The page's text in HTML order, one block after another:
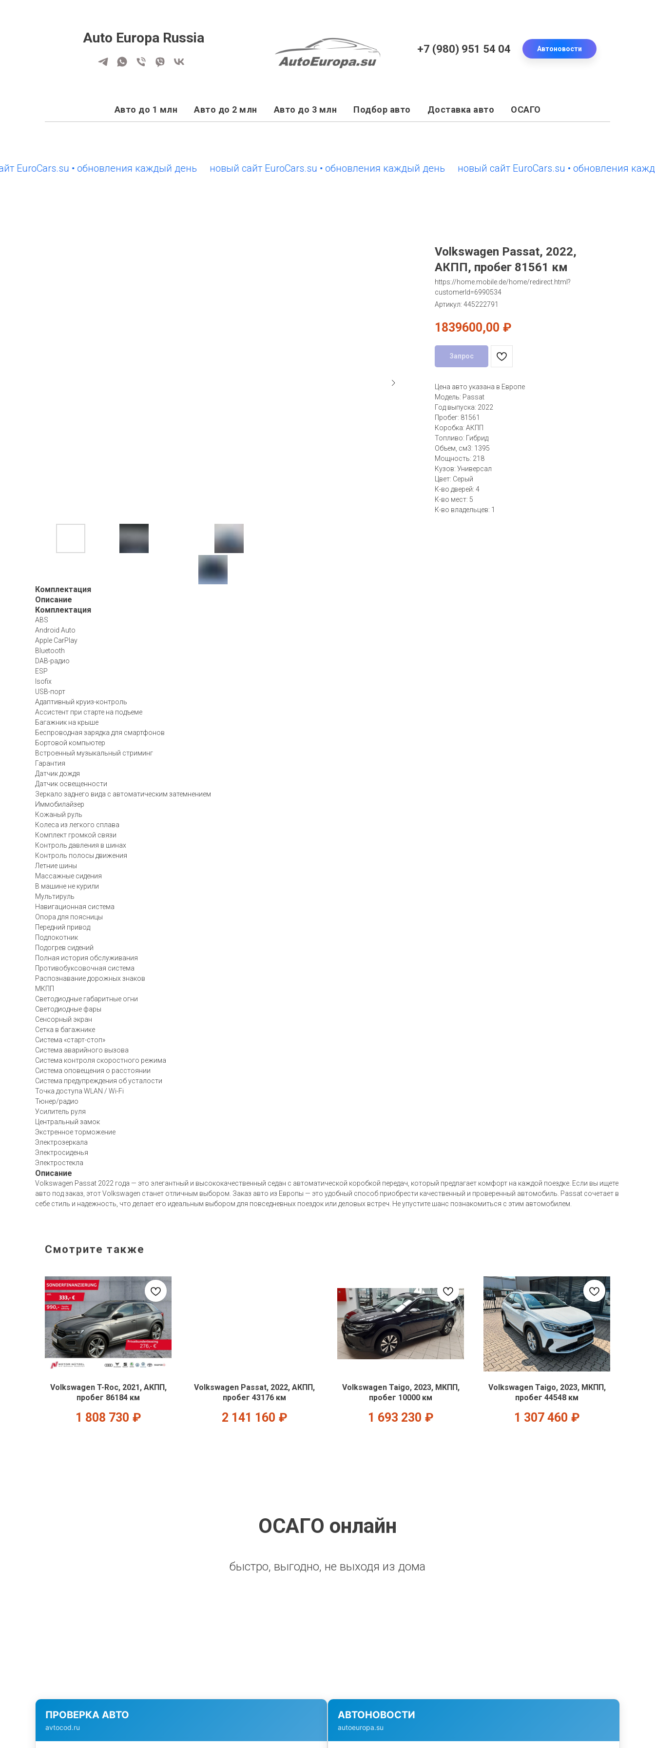
Auto Europa Russia
+7 (980) 951 54 04 Автоновости
Авто до 1 млн Авто до 2 млн Авто до 3 млн Подбор авто Доставка авто ОСАГО
• обновления каждый день новый сайт EuroCars.su • обновления каждый день новый сайт EuroCars.su • обновления каждый
Volkswagen Passat, 2022,
АКПП, пробег 81561 км
https://home.mobile.de/home/redirect.html?
customerId=6990534
Артикул: 445222791
1839600,00 ₽
Запрос
Цена авто указана в Европе
Модель: Passat
Год выпуска: 2022
Пробег: 81561
Коробка: АКПП
Топливо: Гибрид
Объем, см3: 1395
Мощность: 218
Кузов: Универсал
Цвет: Серый
К-во дверей: 4
К-во мест: 5
К-во владельцев: 1
Комплектация
Описание
Комплектация
ABS
Android Auto
Apple CarPlay
Bluetooth
DAB-радио
ESP
Isofix
USB-порт
Адаптивный круиз-контроль
Ассистент при старте на подъеме
Багажник на крыше
Беспроводная зарядка для смартфонов
Бортовой компьютер
Встроенный музыкальный стриминг
Гарантия
Датчик дождя
Датчик освещенности
Зеркало заднего вида с автоматическим затемнением
Иммобилайзер
Кожаный руль
Колеса из легкого сплава
Комплект громкой связи
Контроль давления в шинах
Контроль полосы движения
Летние шины
Массажные сидения
В машине не курили
Мультируль
Навигационная система
Опора для поясницы
Передний привод
Подлокотник
Подогрев сидений
Полная история обслуживания
Противобуксовочная система
Распознавание дорожных знаков
МКПП
Светодиодные габаритные огни
Светодиодные фары
Сенсорный экран
Сетка в багажнике
Система «старт-стоп»
Система аварийного вызова
Система контроля скоростного режима
Система оповещения о расстоянии
Система предупреждения об усталости
Точка доступа WLAN / Wi-Fi
Тюнер/радио
Усилитель руля
Центральный замок
Экстренное торможение
Электрозеркала
Электросиденья
Электростекла
Описание
Volkswagen Passat 2022 года — это элегантный и высококачественный седан с автоматической коробкой передач, который предлагает комфорт на каждой поездке. Если вы ищете
авто под заказ, этот Volkswagen станет отличным выбором. Заказ авто из Европы — это удобный способ приобрести качественный и проверенный автомобиль. Passat сочетает в
себе стиль и надежность, что делает его идеальным выбором для повседневных поездок или деловых встреч. Не упустите шанс познакомиться с этим автомобилем.
Смотрите также
Volkswagen T-Roc, 2021, АКПП,
пробег 86184 км
1 808 730 ₽
Volkswagen Passat, 2022, АКПП,
пробег 43176 км
2 141 160 ₽
Volkswagen Taigo, 2023, МКПП,
пробег 10000 км
1 693 230 ₽
Volkswagen Taigo, 2023, МКПП,
пробег 44548 км
1 307 460 ₽
ОСАГО онлайн
быстро, выгодно, не выходя из дома
ПРОВЕРКА АВТО
avtocod.ru
АВТОНОВОСТИ
autoeuropa.su